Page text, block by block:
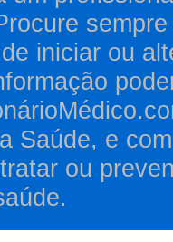
iniciar ou
Saúde, e
ou